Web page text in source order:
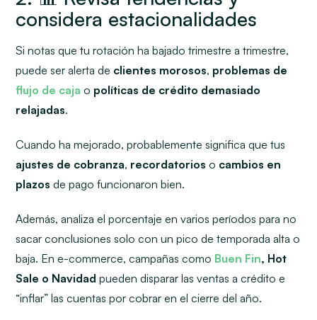
considera estacionalidades
Si notas que tu rotación ha bajado trimestre a trimestre,
puede ser alerta de clientes morosos, problemas de
flujo de caja o políticas de crédito demasiado
relajadas.
Cuando ha mejorado, probablemente significa que tus
ajustes de cobranza, recordatorios o cambios en
plazos de pago funcionaron bien.
Además, analiza el porcentaje en varios períodos para no
sacar conclusiones solo con un pico de temporada alta o
baja. En e-commerce, campañas como Buen Fin, Hot
Sale o Navidad pueden disparar las ventas a crédito e
“inflar” las cuentas por cobrar en el cierre del año.